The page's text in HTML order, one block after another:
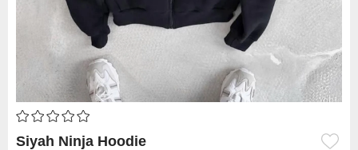
Siyah Ninja Hoodie